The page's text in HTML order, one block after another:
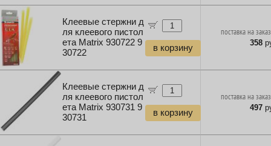
Клеевые стержни д
ля клеевого пистол
ета Matrix 930722 9
30722
в корзину
поставка на
358
Клеевые стержни д
ля клеевого пистол
ета Matrix 930731 9
30731
в корзину
поставка на
497